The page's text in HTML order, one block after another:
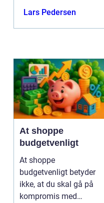
Lars Pedersen
At shoppe
budgetvenligt
At shoppe
budgetvenligt betyder
ikke, at du skal gå på
kompromis med